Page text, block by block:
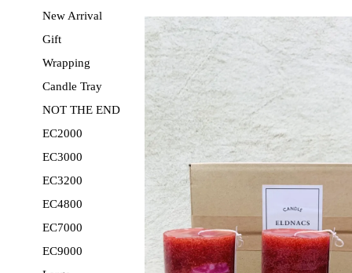
New Arrival
Gift
Wrapping
Candle Tray
NOT THE END
EC2000
EC3000
EC3200
EC4800
EC7000
EC9000